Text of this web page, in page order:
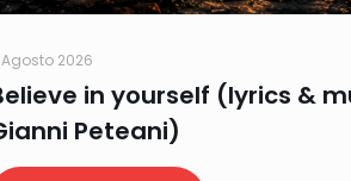
2026
in yourself (lyrics &
Peteani)